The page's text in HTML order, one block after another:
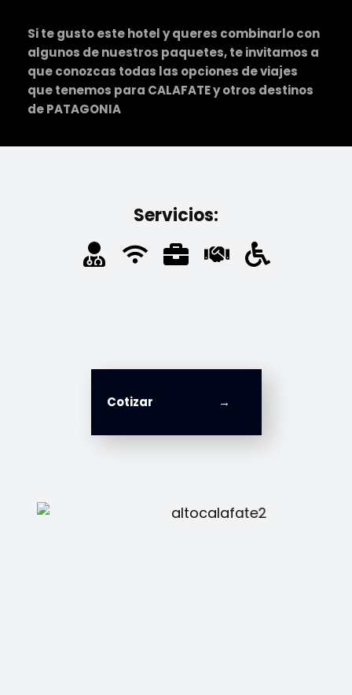
Si te gusto este hotel y queres combinarlo con
algunos de nuestros paquetes, te invitamos a
que conozcas todas las opciones de viajes
que tenemos para CALAFATE y otros destinos
de PATAGONIA
Servicios:
Cotizar